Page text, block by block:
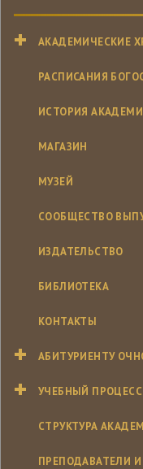
АКАДЕМИЧЕСКИЕ
РАСПИСАНИЯ
ИСТОРИЯ
МАГАЗИН
МУЗЕЙ
СООБЩЕСТВО
ИЗДАТЕЛЬСТВО
БИБЛИОТЕКА
КОНТАКТЫ
АБИТУРИЕНТУ
УЧЕБНЫЙ ПРОЦЕСС
СТРУКТУРА
ПРЕПОДАВАТЕЛИ